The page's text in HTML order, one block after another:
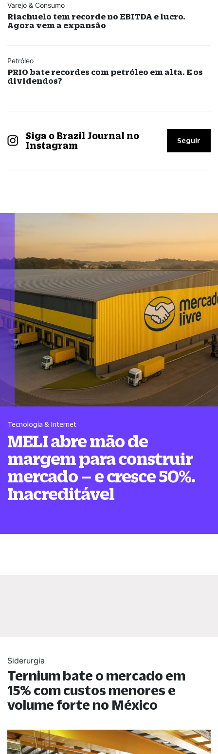
Varejo & Consumo
Riachuelo tem recorde no EBITDA e lucro.
Agora vem a expansão
Petróleo
PRIO bate recordes com petróleo em alta. E os
dividendos?
Siga o Brazil Journal no
Instagram
Seguir
Tecnologia & Internet
MELI abre mão de
margem para construir
mercado – e cresce 50%.
Inacreditável
Siderurgia
Ternium bate o mercado em
15% com custos menores e
volume forte no México